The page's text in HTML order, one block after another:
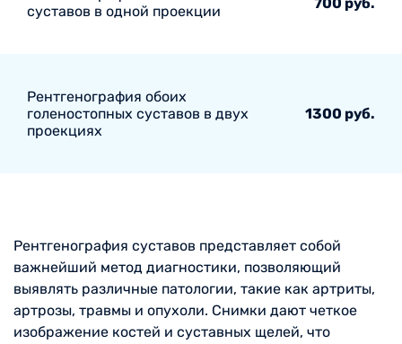
суставов в одной проекции
Рентгенография обоих
голеностопных суставов в двух
проекциях
1300 руб.
Рентгенография суставов представляет собой
важнейший метод диагностики, позволяющий
выявлять различные патологии, такие как артриты,
артрозы, травмы и опухоли. Снимки дают четкое
изображение костей и суставных щелей, что